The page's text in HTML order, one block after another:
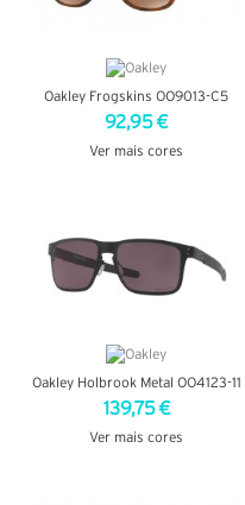
Oakley Frogskins OO9013-C5
92,95 €
Ver mais cores
Oakley Holbrook Metal OO4123-11
139,75 €
Ver mais cores